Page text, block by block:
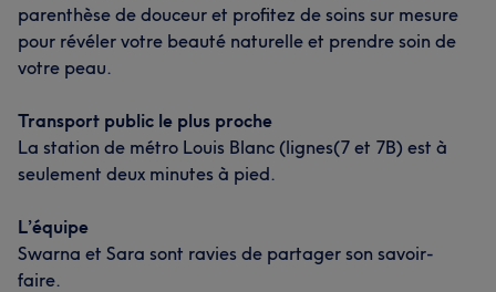
parenthèse de douceur et profitez de soins sur mesure
pour révéler votre beauté naturelle et prendre soin de
votre peau.
Transport public le plus proche
La station de métro Louis Blanc (lignes(7 et 7B) est à
seulement deux minutes à pied.
L’équipe
Swarna et Sara sont ravies de partager son savoir-
faire.